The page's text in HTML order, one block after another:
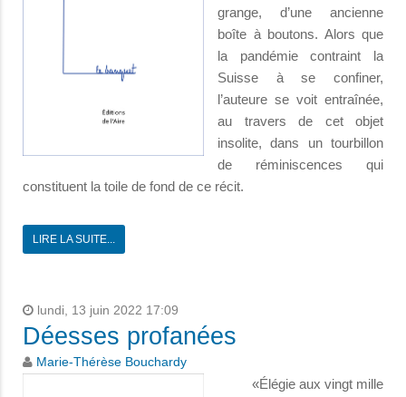
grange, d’une ancienne
boîte à boutons. Alors que
la pandémie contraint la
Suisse à se confiner,
l’auteure se voit entraînée,
au travers de cet objet
insolite, dans un tourbillon
de réminiscences qui
constituent la toile de fond de ce récit.
LIRE LA SUITE...
lundi, 13 juin 2022 17:09
Déesses profanées
Marie-Thérèse Bouchardy
«Élégie aux vingt mille